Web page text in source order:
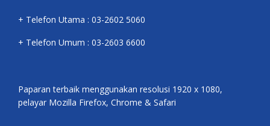
+ Telefon Utama : 03-2602 5060
+ Telefon Umum : 03-2603 6600
Paparan terbaik menggunakan resolusi 1920 x 1080,
pelayar Mozilla Firefox, Chrome & Safari